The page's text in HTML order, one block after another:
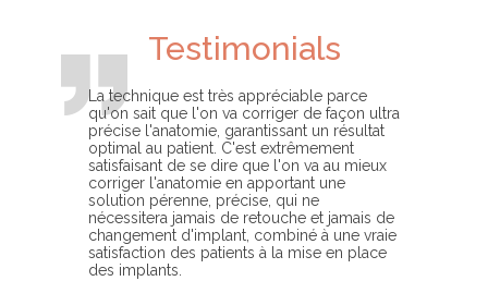
Testimonials
La technique est très appréciable parce
qu'on sait que l'on va corriger de façon ultra
précise l'anatomie, garantissant un résultat
optimal au patient. C'est extrêmement
satisfaisant de se dire que l'on va au mieux
corriger l'anatomie en apportant une
solution pérenne, précise, qui ne
nécessitera jamais de retouche et jamais de
changement d'implant, combiné à une vraie
satisfaction des patients à la mise en place
des implants.